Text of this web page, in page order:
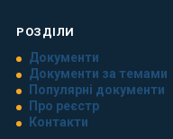
РОЗДІЛИ
Документи
Документи за темами
Популярні документи
Про реєстр
Контакти